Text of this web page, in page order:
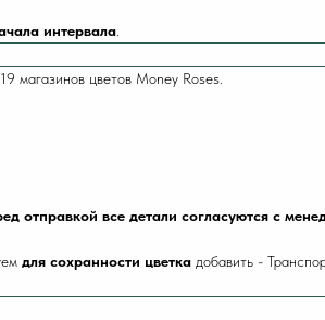
интервала
магазинов цветов Money Roses.
отправкой все детали согласуются с
для сохранности цветка добавить -